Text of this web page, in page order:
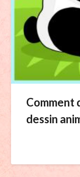
Comment
dessin